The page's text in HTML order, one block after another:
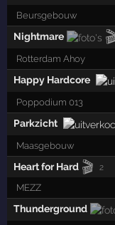
Beursgebouw
Nightmare
Rotterdam Ahoy
Happy Hardcore
Poppodium 013
Parkzicht
Maasgebouw
Heart for Hard 🎬 2
MEZZ
Thunderground